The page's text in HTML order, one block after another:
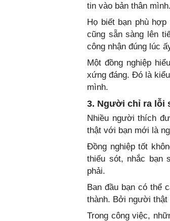
tin vào bản thân mình.
Họ biết bạn phù
cũng sẵn sàng lên
công nhận đúng lúc
Một đồng nghiệp
xứng đáng. Đó là
mình.
3. Người chỉ ra lỗi
Nhiều người thích
thật với bạn mới là
Đồng nghiệp tốt
thiếu sót, nhắc bạn
phải.
Ban đầu bạn có thể
thành. Bởi người thật
Trong công việc,